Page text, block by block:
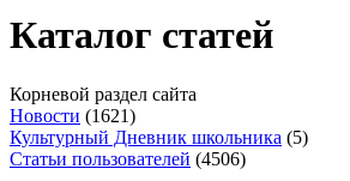
Каталог статей
Корневой раздел сайта
Новости (1621)
Культурный Дневник школьника (5)
Статьи пользователей (4506)